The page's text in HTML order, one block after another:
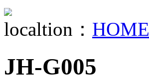
localtion： HOME
JH-G005